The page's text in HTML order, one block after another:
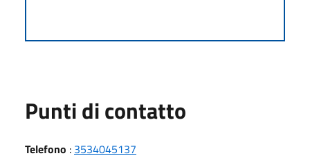
Punti di contatto
Telefono : 3534045137